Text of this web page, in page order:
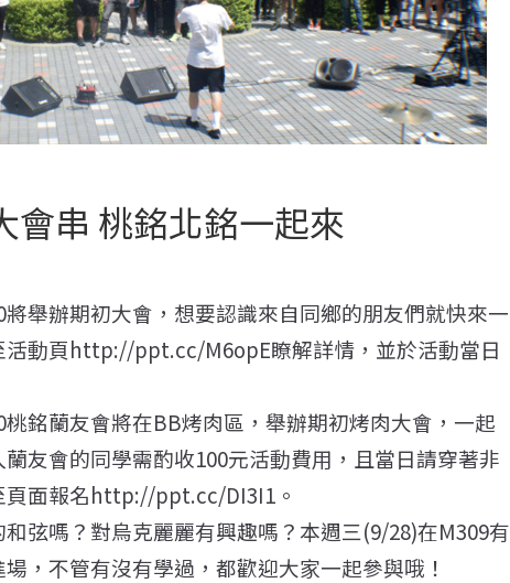
會串 桃銘北銘一起來
舉辦期初大會，想要認識來自同鄉的朋友們就快來一
活動頁http://ppt.cc/M6opE瞭解詳情，並於活動當日
銘蘭友會將在BB烤肉區，舉辦期初烤肉大會，一起
友會的同學需酌收100元活動費用，且當日請穿著非
頁面報名http://ppt.cc/DI3I1。
弦嗎？對烏克麗麗有興趣嗎？本週三(9/28)在M309有
，不管有沒有學過，都歡迎大家一起參與哦！